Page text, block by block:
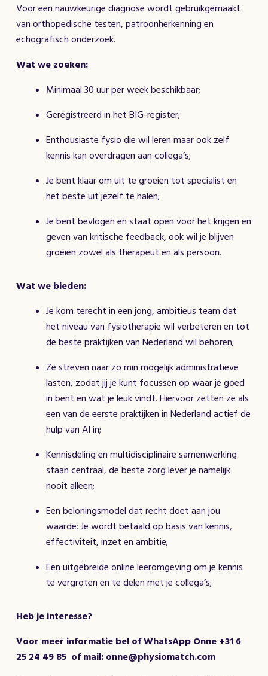
Voor een nauwkeurige diagnose wordt gebruikgemaakt
van orthopedische testen, patroonherkenning en
echografisch onderzoek.
Wat we zoeken:
Minimaal 30 uur per week beschikbaar;
Geregistreerd in het BIG-register;
Enthousiaste fysio die wil leren maar ook zelf
kennis kan overdragen aan collega’s;
Je bent klaar om uit te groeien tot specialist en
het beste uit jezelf te halen;
Je bent bevlogen en staat open voor het krijgen en
geven van kritische feedback, ook wil je blijven
groeien zowel als therapeut en als persoon.
Wat we bieden:
Je kom terecht in een jong, ambitieus team dat
het niveau van fysiotherapie wil verbeteren en tot
de beste praktijken van Nederland wil behoren;
Ze streven naar zo min mogelijk administratieve
lasten, zodat jij je kunt focussen op waar je goed
in bent en wat je leuk vindt. Hiervoor zetten ze als
een van de eerste praktijken in Nederland actief de
hulp van AI in;
Kennisdeling en multidisciplinaire samenwerking
staan centraal, de beste zorg lever je namelijk
nooit alleen;
Een beloningsmodel dat recht doet aan jou
waarde: Je wordt betaald op basis van kennis,
effectiviteit, inzet en ambitie;
Een uitgebreide online leeromgeving om je kennis
te vergroten en te delen met je collega’s;
Heb je interesse?
Voor meer informatie bel of WhatsApp Onne +31 6
25 24 49 85 of mail: onne@physiomatch.com